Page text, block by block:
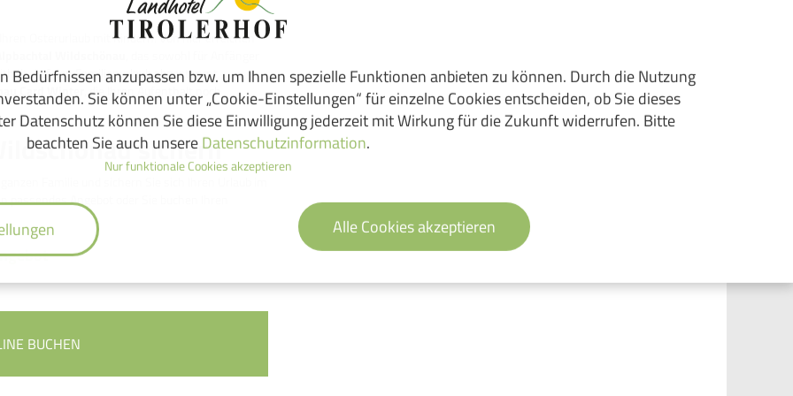
Osterurlaub mit Kindern. Von hier erreichen
Auf den Familienurlaub abgestimmt,
Card Winter , die Ihren Aufenthalt noch
sichern
passendes Angebot oder Sie buchen Ihren
BUCHEN
Bedürfnissen anzupassen bzw. um Ihnen spezielle Funktionen anbieten zu können. Durch die Nutzung
Sie können unter „Cookie-Einstellungen“ für einzelne Cookies entscheiden, ob Sie dieses
Datenschutz können Sie diese Einwilligung jederzeit mit Wirkung für die Zukunft widerrufen. Bitte
beachten Sie auch unsereDatenschutzinformation.
Nur funktionale Cookies akzeptieren
Alle Cookies akzeptieren